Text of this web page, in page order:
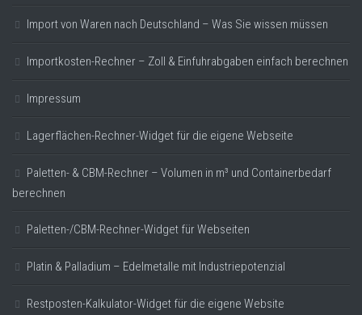
Import von Waren nach Deutschland – Was Sie wissen müssen
Importkosten-Rechner – Zoll & Einfuhrabgaben einfach berechnen
Impressum
Lagerflächen-Rechner-Widget für die eigene Webseite
Paletten- & CBM-Rechner – Volumen in m³ und Containerbedarf
berechnen
Paletten-/CBM-Rechner-Widget für Webseiten
Platin & Palladium – Edelmetalle mit Industriepotenzial
Restposten-Kalkulator-Widget für die eigene Website